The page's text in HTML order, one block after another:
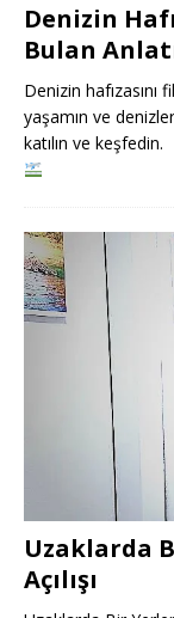
Denizin
Bulan
Denizin
yaşamın ve
katılın ve keşfedin.
Uzaklarda
Açılışı